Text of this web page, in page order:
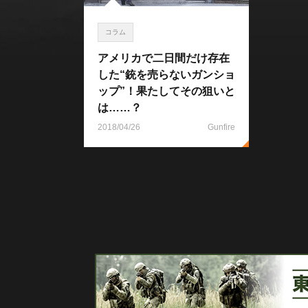
コラム
アメリカで二日間だけ存在
した“銃を売らないガンショ
ップ”！果たしてその狙いと
は……？
2018/04/26 Gunfire